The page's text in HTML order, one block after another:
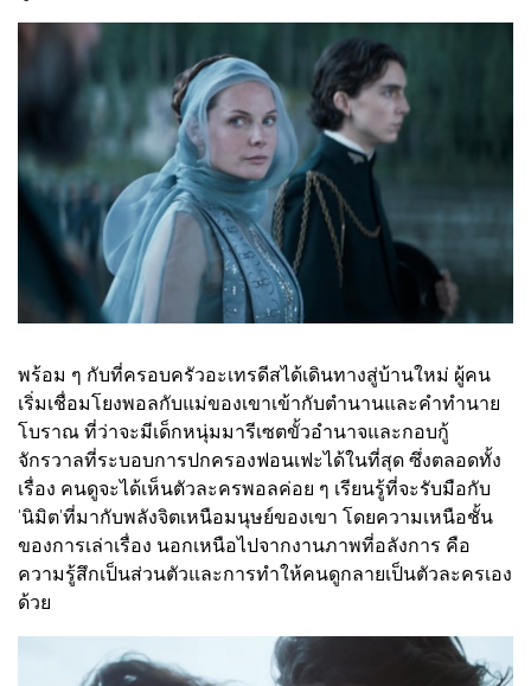
พร้อม ๆ กับที่ครอบครัวอะเทรดีสได้เดินทางสู่บ้านใหม่ ผู้คน
เริ่มเชื่อมโยงพอลกับแม่ของเขาเข้ากับตำนานและคำทำนาย
โบราณ ที่ว่าจะมีเด็กหนุ่มมารีเซตขั้วอำนาจและกอบกู้
จักรวาลที่ระบอบการปกครองฟอนเฟะได้ในที่สุด ซึ่งตลอดทั้ง
เรื่อง คนดูจะได้เห็นตัวละครพอลค่อย ๆ เรียนรู้ที่จะรับมือกับ
'นิมิต'ที่มากับพลังจิตเหนือมนุษย์ของเขา โดยความเหนือชั้น
ของการเล่าเรื่อง นอกเหนือไปจากงานภาพที่อลังการ คือ
ความรู้สึกเป็นส่วนตัวและการทำให้คนดูกลายเป็นตัวละครเอง
ด้วย